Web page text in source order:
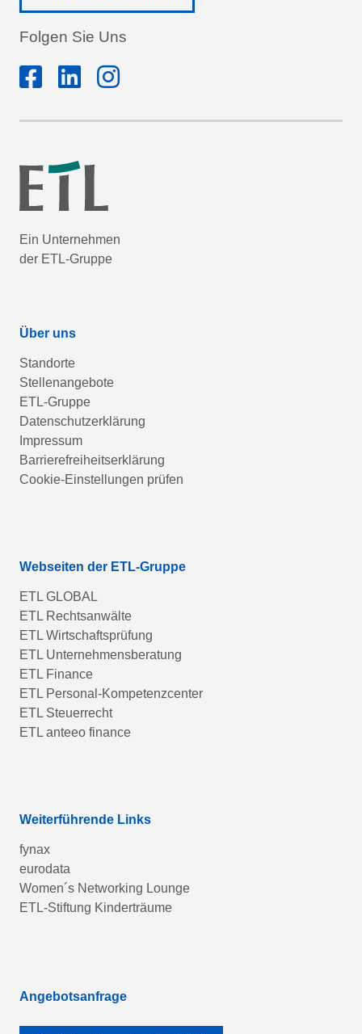
Folgen Sie Uns
Ein Unternehmen
der ETL-Gruppe
Über uns
Standorte
Stellenangebote
ETL-Gruppe
Datenschutzerklärung
Impressum
Barrierefreiheitserklärung
Cookie-Einstellungen prüfen
Webseiten der ETL-Gruppe
ETL GLOBAL
ETL Rechtsanwälte
ETL Wirtschaftsprüfung
ETL Unternehmensberatung
ETL Finance
ETL Personal-Kompetenzcenter
ETL Steuerrecht
ETL anteeo finance
Weiterführende Links
fynax
eurodata
Women´s Networking Lounge
ETL-Stiftung Kinderträume
Angebotsanfrage